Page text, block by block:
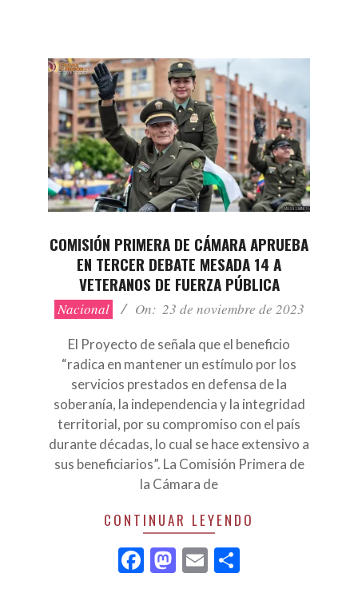
COMISIÓN PRIMERA DE CÁMARA APRUEBA
EN TERCER DEBATE MESADA 14 A
VETERANOS DE FUERZA PÚBLICA
2023-
11-
Nacional On: 23 de noviembre de 2023
El Proyecto de señala que el beneficio
“radica en mantener un estímulo por los
servicios prestados en defensa de la
soberanía, la independencia y la integridad
territorial, por su compromiso con el país
durante décadas, lo cual se hace extensivo a
sus beneficiarios”. La Comisión Primera de
la Cámara de
CONTINUAR LEYENDO
Facebook
Mastodon
Email